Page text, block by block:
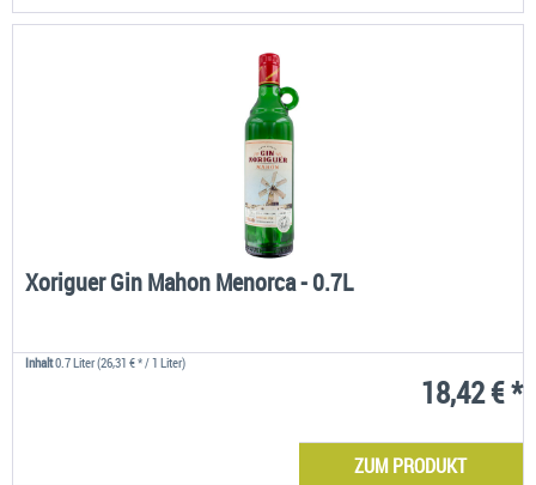
Xoriguer Gin Mahon Menorca - 0.7L
Inhalt0.7 Liter(26,31 € * / 1 Liter)
18,42 € *
ZUM PRODUKT